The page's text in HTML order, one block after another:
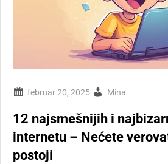
Mina
12 najsmešnijih i
internetu – Nećete
postoji